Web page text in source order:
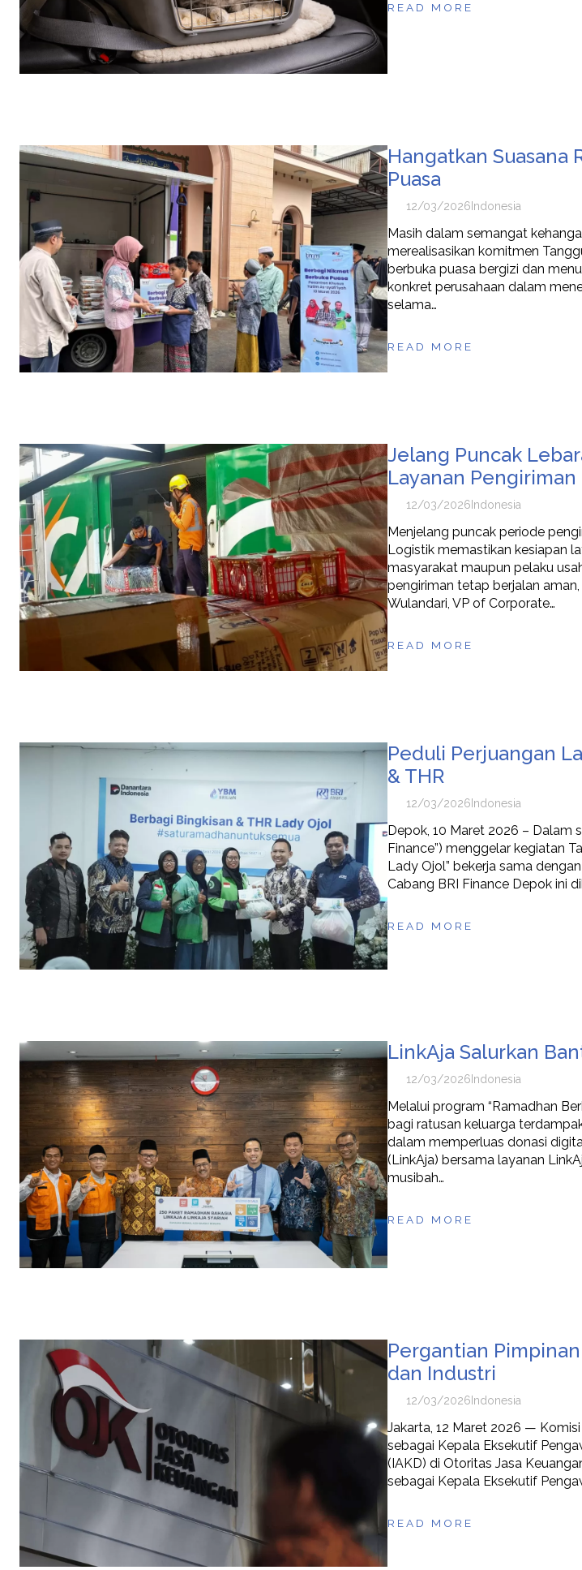
READ MORE
Hangatkan Suasana
Puasa
12/03/2026 Indonesia
Masih dalam semangat
merealisasikan komitmen
berbuka puasa bergizi dan
konkret perusahaan dalam
selama…
READ MORE
Jelang Puncak
Layanan Pengiriman
12/03/2026 Indonesia
Menjelang puncak periode
Logistik memastikan kesiapan
masyarakat maupun pelaku
pengiriman tetap berjalan
Wulandari, VP of Corporate…
READ MORE
Peduli Perjuangan
& THR
12/03/2026 Indonesia
Depok, 10 Maret 2026 – Dalam
Finance”) menggelar kegiatan
Lady Ojol” bekerja sama
Cabang BRI Finance Depok ini
READ MORE
LinkAja Salurkan
12/03/2026 Indonesia
Melalui program “Ramadhan
bagi ratusan keluarga
dalam memperluas donasi
(LinkAja) bersama layanan
musibah…
READ MORE
Pergantian
dan Industri
12/03/2026 Indonesia
Jakarta, 12 Maret 2026 —
sebagai Kepala Eksekutif
(IAKD) di Otoritas Jasa
sebagai Kepala Eksekutif
READ MORE